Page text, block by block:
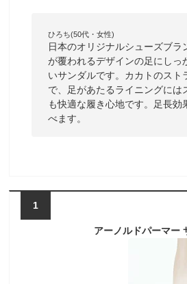
ひろち(50代・女性)
日本のオリジナルシューズブ
が覆われるデザインの足にし
いサンダルです。カカトのス
で、足があたるライニングに
も快適な履き心地です。足長
べます。
1